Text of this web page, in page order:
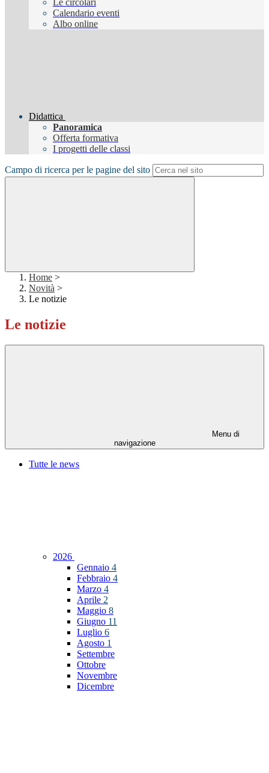
Le circolari
Calendario eventi
Albo online
Didattica
Panoramica
Offerta formativa
I progetti delle classi
Campo di ricerca per le pagine del sito
Home >
Novità >
Le notizie
Le notizie
Menu di
navigazione
Tutte le news
2026
Gennaio 4
Febbraio 4
Marzo 4
Aprile 2
Maggio 8
Giugno 11
Luglio 6
Agosto 1
Settembre
Ottobre
Novembre
Dicembre